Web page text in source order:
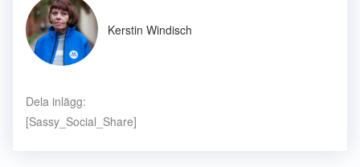
Kerstin Windisch
Dela inlägg:
[Sassy_Social_Share]